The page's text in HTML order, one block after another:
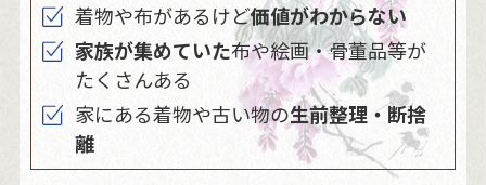
着物や布があるけど価値がわからない
家族が集めていた布や絵画・骨董品等が
たくさんある
家にある着物や古い物の生前整理・断捨
離